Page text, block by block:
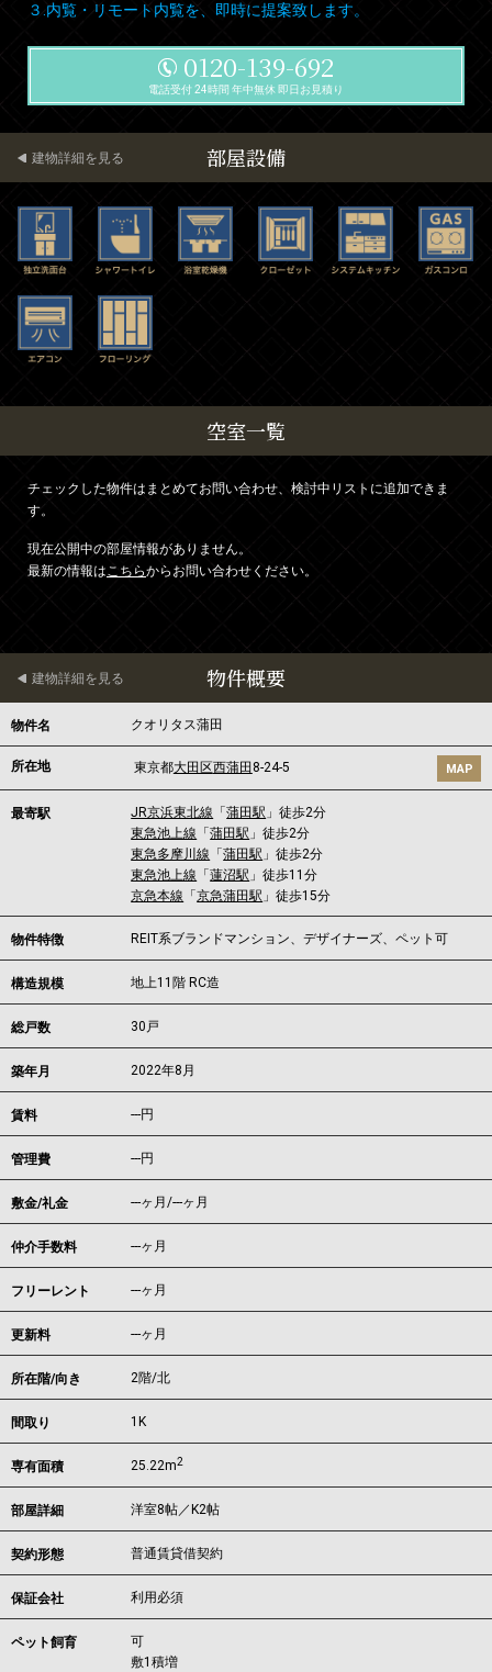
３.内覧・リモート内覧を、即時に提案致します。
0120-139-692
電話受付 24時間 年中無休 即日お見積り
部屋設備
建物詳細を見る
空室一覧
チェックした物件はまとめてお問い合わせ、検討中リストに追加できま
す。
現在公開中の部屋情報がありません。
最新の情報はこちらからお問い合わせください。
物件概要
建物詳細を見る
物件名 クオリタス蒲田
所在地 東京都大田区西蒲田 8-24-5 MAP
最寄駅 JR京浜東北線 「蒲田駅 」徒歩2分
東急池上線 「蒲田駅 」徒歩2分
東急多摩川線 「蒲田駅 」徒歩2分
東急池上線 「蓮沼駅 」徒歩11分
京急本線 「京急蒲田駅 」徒歩15分
物件特徴 REIT系ブランドマンション、デザイナーズ、ペット可
構造規模 地上11階 RC造
総戸数 30戸
築年月 2022年8月
賃料 ---円
管理費 ---円
敷金/礼金 ---ヶ月/---ヶ月
仲介手数料 ---ヶ月
フリーレント ---ヶ月
更新料 ---ヶ月
所在階/向き 2階/北
間取り 1K
専有面積 25.22m2
部屋詳細 洋室8帖／K2帖
契約形態 普通賃貸借契約
保証会社 利用必須
ペット飼育
可
敷1積増